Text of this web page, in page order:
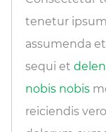
tenetur
assumenda
sequi et
nobis nobis
reiciendis